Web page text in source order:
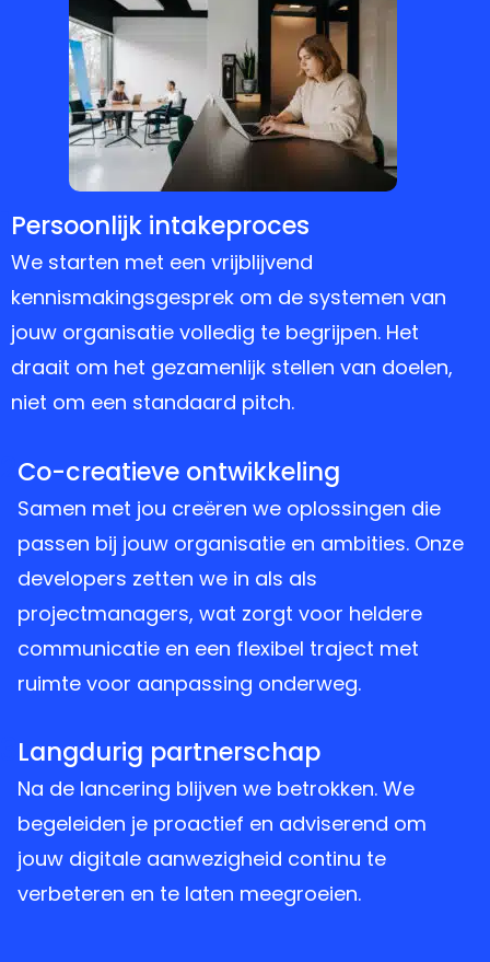
Persoonlijk intakeproces
We starten met een vrijblijvend
kennismakingsgesprek om de systemen van
jouw organisatie volledig te begrijpen. Het
draait om het gezamenlijk stellen van doelen,
niet om een standaard pitch.
Co-creatieve ontwikkeling
Samen met jou creëren we oplossingen die
passen bij jouw organisatie en ambities. Onze
developers zetten we in als als
projectmanagers, wat zorgt voor heldere
communicatie en een flexibel traject met
ruimte voor aanpassing onderweg.
Langdurig partnerschap
Na de lancering blijven we betrokken. We
begeleiden je proactief en adviserend om
jouw digitale aanwezigheid continu te
verbeteren en te laten meegroeien.